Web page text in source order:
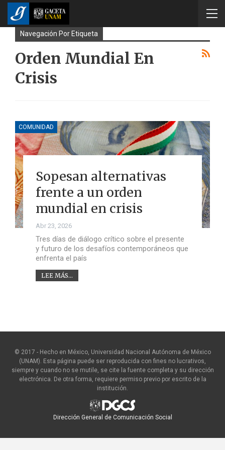
Navegación Por Etiqueta
Orden Mundial En
Crisis
COMUNIDAD
Sopesan alternativas
frente a un orden
mundial en crisis
Abr 23, 2026
Tres días de diálogo crítico sobre el presente
y futuro de los desafíos contemporáneos que
enfrenta el país
LEE MÁS...
© 2017 - Hecho en México, Universidad Nacional Autónoma de México
(UNAM). Esta página puede ser reproducida con fines no lucrativos,
siempre y cuando no se mutile, se cite la fuente completa y su dirección
electrónica. De otra forma, requiere permiso previo por escrito de la
institución.
Dirección General de Comunicación Social